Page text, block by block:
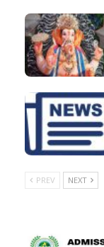
PREV NEXT